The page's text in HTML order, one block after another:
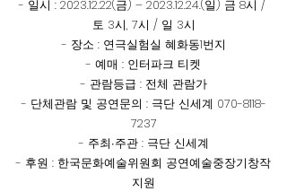
- 일시 : 2023.12.22(금) – 2023.12.24.(일) 금 8시 /
토 3시, 7시 / 일 3시
- 장소 : 연극실험실 혜화동1번지
- 예매 : 인터파크 티켓
- 관람등급 : 전체 관람가
- 단체관람 및 공연문의 : 극단 신세계 070-8118-
7237
- 주최∙주관 : 극단 신세계
- 후원 : 한국문화예술위원회 공연예술중장기창작
지원